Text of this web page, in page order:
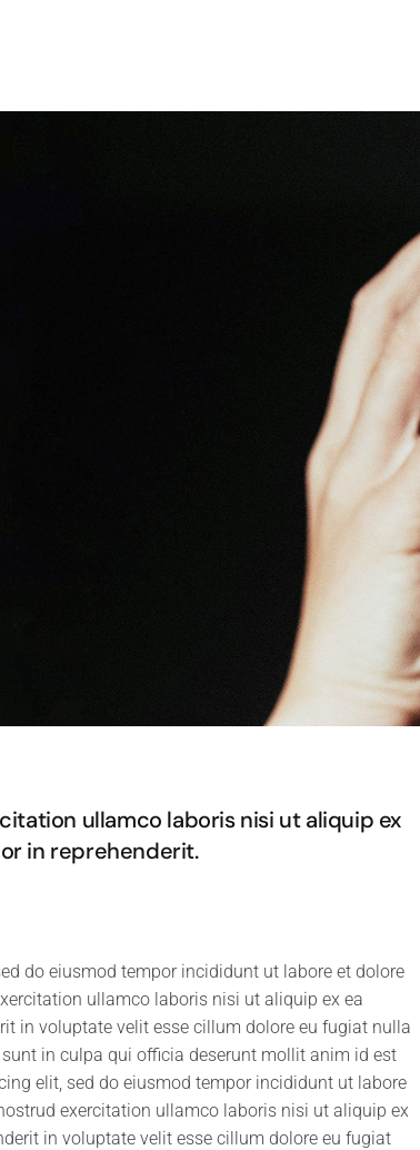
ullamco laboris nisi ut aliquip ex
in reprehenderit.
do eiusmod tempor incididunt ut labore et dolore
ullamco laboris nisi ut aliquip ex ea
in voluptate velit esse cillum dolore eu fugiat nulla
in culpa qui officia deserunt mollit anim id est
elit, sed do eiusmod tempor incididunt ut labore
exercitation ullamco laboris nisi ut aliquip ex
in voluptate velit esse cillum dolore eu fugiat